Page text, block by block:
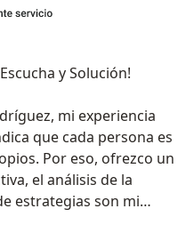
y Solución!
mi experiencia
que cada persona es
Por eso, ofrezco un
el análisis de la
estrategias son mi
a encontrar el